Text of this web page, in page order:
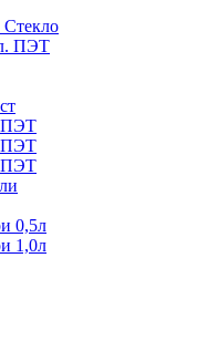
ПЭТ
ПЭТ
ПЭТ
ПЭТ
0,5л
1,0л